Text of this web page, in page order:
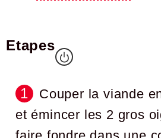
Etapes
Couper la viande
et émincer les 2 gros